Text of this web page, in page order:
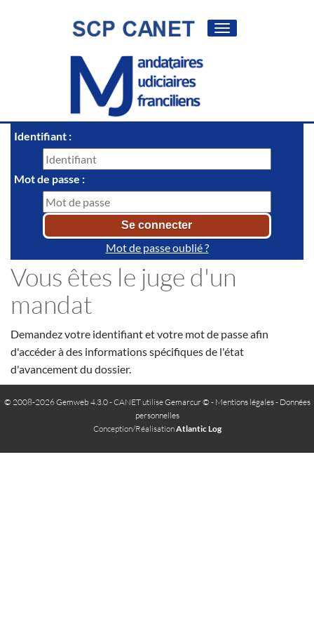
Toggle
Identifiant :
Mot de passe :
Mot de passe oublié ?
Vous êtes le juge d'un
mandat
Demandez votre identifiant et votre mot de passe afin
d'accéder à des informations spécifiques de l'état
d'avancement du dossier.
© 2008-2026 Gemweb 4.3.0- CANET utiliseGemarcur © - Mentions légales- Données
personnelles
Conception/RéalisationAtlantic Log